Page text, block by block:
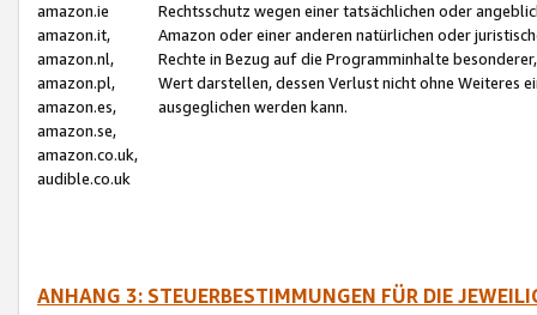
amazon.ie
amazon.it,
amazon.nl,
amazon.pl,
amazon.es,
amazon.se,
amazon.co.uk,
audible.co.uk
Rechtsschutz wegen einer tatsächlichen oder
Amazon oder einer anderen natürlichen oder
Rechte in Bezug auf die Programminhalte
Wert darstellen, dessen Verlust nicht ohne Weiteres
ausgeglichen werden kann.
ANHANG 3: STEUERBESTIMMUNGEN FÜR DIE